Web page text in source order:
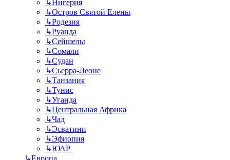
↳Нигерия
↳Остров Святой Елены
↳Родезия
↳Руанда
↳Сейшелы
↳Сомали
↳Судан
↳Сьерра-Леоне
↳Танзания
↳Тунис
↳Уганда
↳Центральная Африка
↳Чад
↳Эсватини
↳Эфиопия
↳ЮАР
↳Европа